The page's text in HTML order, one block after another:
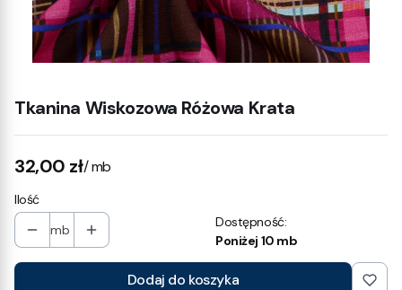
Tkanina Wiskozowa Różowa Krata
Cena
32,00 zł/ mb
Ilość
mb
Dostępność:
Poniżej 10 mb
Dodaj do koszyka